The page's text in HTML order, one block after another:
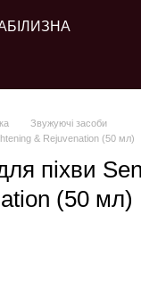
БІЛИЗНА
Звужуючі засоби
& Rejuvenation (50 мл)
піхви
(50 мл)